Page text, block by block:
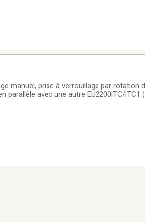
manuel, prise à verrouillage par rotation
parallèle avec une autre EU2200iTC/iTC1